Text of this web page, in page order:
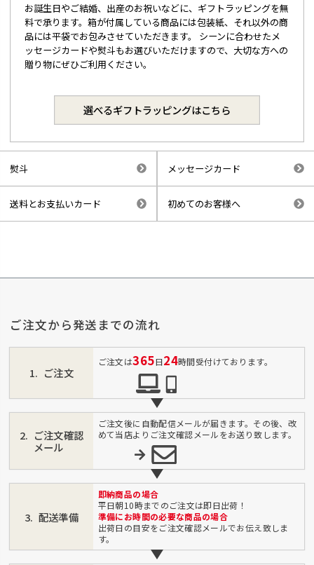
お誕生日やご結婚、出産のお祝いなどに、ギフトラッピングを無
料で承ります。箱が付属している商品には包装紙、それ以外の商
品には平袋でお包みさせていただきます。 シーンに合わせたメ
ッセージカードや熨斗もお選びいただけますので、大切な方への
贈り物にぜひご利用ください。
選べるギフトラッピングはこちら
熨斗 メッセージカード
送料とお支払いカード 初めてのお客様へ
ご注文から発送までの流れ
ご注文
ご注文は365日24時間受付けております。
ご注文確認
メール
ご注文後に自動配信メールが届きます。その後、改
めて当店よりご注文確認メールをお送り致します。
配送準備
即納商品の場合
平日朝10時までのご注文は即日出荷！
準備にお時間の必要な商品の場合
出荷日の目安をご注文確認メールでお伝え致しま
す。